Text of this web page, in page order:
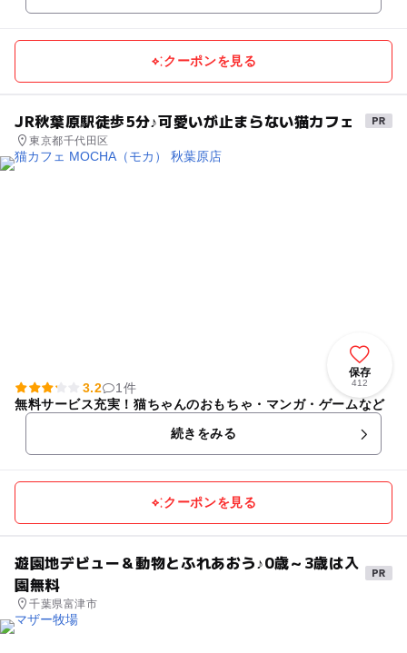
クーポンを見る
JR秋葉原駅徒歩5分♪可愛いが止まらない猫カフェ
東京都千代田区
保存
412
3.2
1件
無料サービス充実！猫ちゃんのおもちゃ・マンガ・ゲームなど
続きをみる
クーポンを見る
遊園地デビュー＆動物とふれあおう♪0歳～3歳は入
園無料
千葉県富津市